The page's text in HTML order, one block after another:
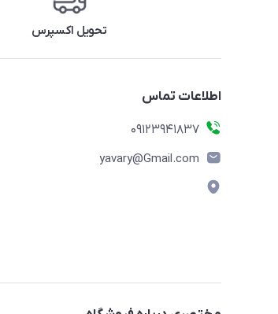
تحویل اکسپرس
اطلاعات تماس
09123941837
yavary@Gmail.com